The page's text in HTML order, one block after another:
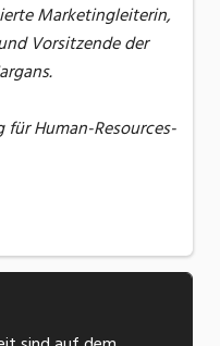
Marketingleiterin,
Vorsitzende der
Human-Resources-